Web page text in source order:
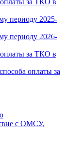
за ТКО в
периоду 2025-
периоду 2026-
за ТКО в
оплаты за
с ОМСУ,